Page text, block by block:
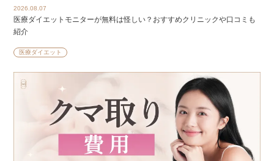
2026.08.07
医療ダイエットモニターが無料は怪しい？おすすめクリニックや口コミも
紹介
医療ダイエット